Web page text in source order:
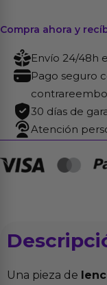
Compra ahora y
Envío 24/48h
Pago seguro
30 días de
Atención
Una pieza de